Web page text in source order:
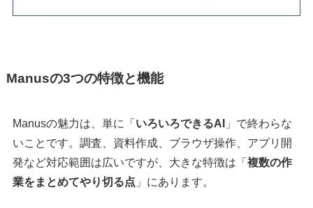
Manusの3つの特徴と機能
Manusの魅力は、単に「 いろいろできるAI
」で終わらな
いことです。調査、資料作成、ブラウザ操作、アプリ開
発など対応範囲は広いですが、大きな特徴は「 複数の作
業をまとめてやり切る点 」にあります。